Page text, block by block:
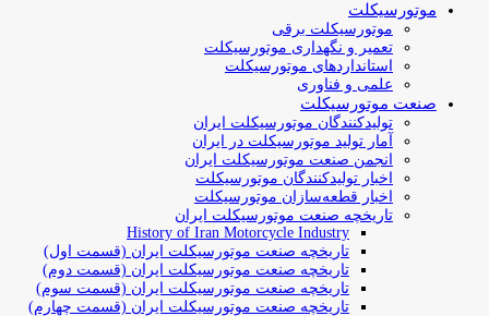
موتورسیکلت
موتورسیکلت برقی
تعمیر و نگهداری موتورسیکلت
استانداردهای موتورسیکلت
علمی و فناوری
صنعت موتورسیکلت
تولیدکنندگان موتورسیکلت ایران
آمار تولید موتورسیکلت در ایران
انجمن صنعت موتورسیکلت ایران
اخبار تولیدکنندگان موتورسیکلت
اخبار قطعه‌سازان موتورسیکلت
تاریخچه صنعت موتورسیکلت ایران
History of Iran Motorcycle Industry
تاریخچه صنعت موتورسیکلت ایران (قسمت اول)
تاریخچه صنعت موتورسیکلت ایران (قسمت دوم)
تاریخچه صنعت موتورسیکلت ایران (قسمت سوم)
تاریخچه صنعت موتورسیکلت ایران (قسمت چهارم)